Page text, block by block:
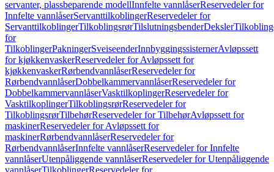
servanter, plassbeparende modellInnfelte vannlåserReservedeler for
Innfelte vannlåserServanttilkoblingerReservedeler for
ServanttilkoblingerTilkoblingsrørTilslutningsbenderDeksler
for
TilkoblingerPakningerSveiseenderInnbyggingssisternerAvløpssett
for kjøkkenvaskerReservedeler for Avløpssett for
kjøkkenvaskerRørbendvannlåserReservedeler for
RørbendvannlåserDobbelkammervannlåserReservedeler for
DobbelkammervannlåserVasktilkoplingerReservedeler for
VasktilkoplingerTilkoblingsrørReservedeler for
TilkoblingsrørTilbehørReservedeler for TilbehørAvløpssett for
maskinerReservedeler for Avløpssett for
maskinerRørbendvannlåserReservedeler for
RørbendvannlåserInnfelte vannlåserReservedeler for Innfelte
vannlåserUtenpåliggende vannlåserReservedeler for Utenpåliggende
vannlåserTilkoblingerReservedeler for